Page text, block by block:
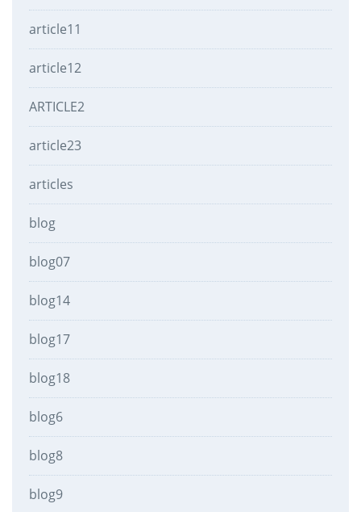
article11
article12
ARTICLE2
article23
articles
blog
blog07
blog14
blog17
blog18
blog6
blog8
blog9